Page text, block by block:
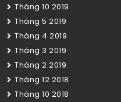
Tháng 10 2019
Tháng 5 2019
Tháng 4 2019
Tháng 3 2019
Tháng 2 2019
Tháng 12 2018
Tháng 10 2018